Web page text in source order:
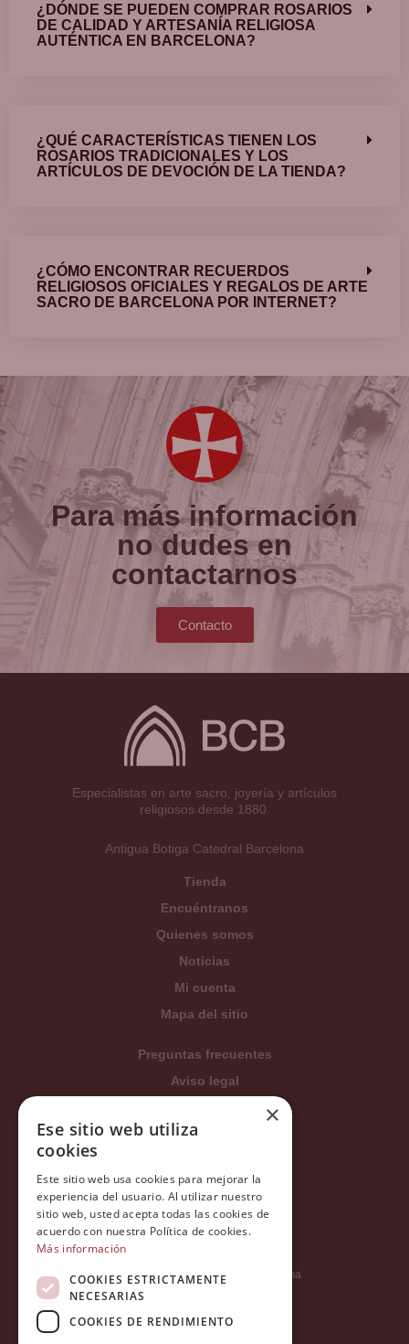
¿DÓNDE SE PUEDEN COMPRAR ROSARIOS
DE CALIDAD Y ARTESANÍA RELIGIOSA
AUTÉNTICA EN BARCELONA?
¿QUÉ CARACTERÍSTICAS TIENEN LOS
ROSARIOS TRADICIONALES Y LOS
ARTÍCULOS DE DEVOCIÓN DE LA TIENDA?
¿CÓMO ENCONTRAR RECUERDOS
RELIGIOSOS OFICIALES Y REGALOS DE ARTE
SACRO DE BARCELONA POR INTERNET?
Para más información
no dudes en
contactarnos
Contacto
Especialistas en arte sacro, joyería y artículos
religiosos desde 1880.
Antigua Botiga Catedral Barcelona
Tienda
Encuéntranos
Quienes somos
Noticias
Mi cuenta
Mapa del sitio
Preguntas frecuentes
Aviso legal
Condiciones generales
Política de privacidad
Política Integrada
Tratamiento de datos
Carrer del Duc, 12 - 08002 Barcelona
×
Ese sitio web utiliza
cookies
Este sitio web usa cookies para mejorar la
experiencia del usuario. Al utilizar nuestro
sitio web, usted acepta todas las cookies de
acuerdo con nuestra Política de cookies.
Más información
COOKIES ESTRICTAMENTE
NECESARIAS
COOKIES DE RENDIMIENTO